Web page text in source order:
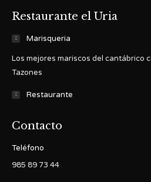
Restaurante el Uria
Marisqueria
Los mejores mariscos del cantábrico
Tazones
Restaurante
Contacto
Teléfono
985 89 73 44